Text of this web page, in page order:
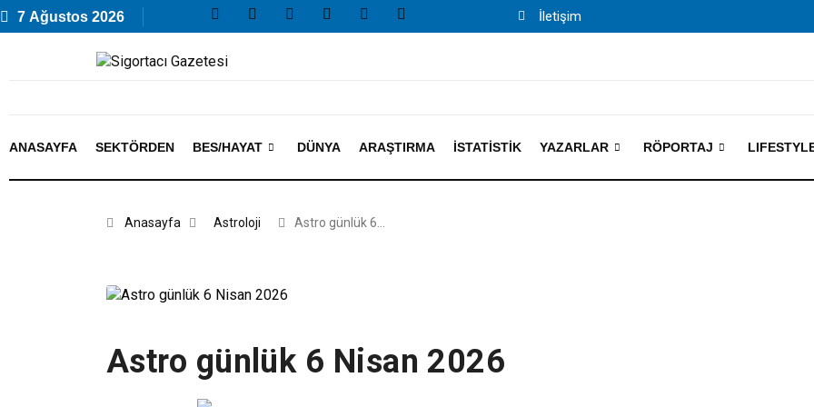
7 Ağustos 2026 İletişim
ANASAYFA SEKTÖRDEN BES/HAYAT DÜNYA ARAŞTIRMA İSTATISTIK YAZARLAR RÖPORTAJ
Anasayfa Astroloji Astro günlük 6…
Astro günlük 6 Nisan 2026